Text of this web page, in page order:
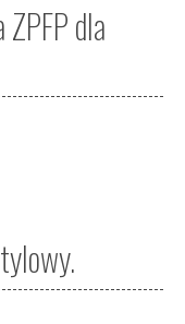
dla